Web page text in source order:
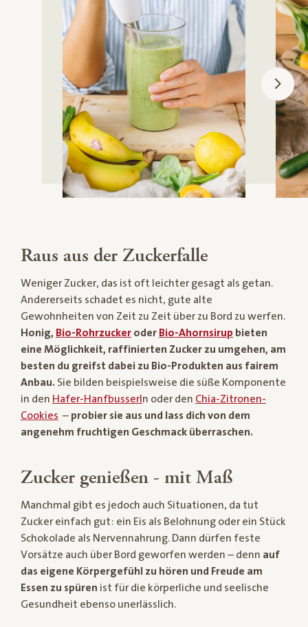
Raus aus der Zuckerfalle
Weniger Zucker, das ist oft leichter gesagt als getan.
Andererseits schadet es nicht, gute alte
Gewohnheiten von Zeit zu Zeit über zu Bord zu werfen.
Honig, Bio-Rohrzucker oder Bio-Ahornsirup bieten
eine Möglichkeit, raffinierten Zucker zu umgehen, am
besten du greifst dabei zu Bio-Produkten aus fairem
Anbau. Sie bilden beispielsweise die süße Komponente
in den Hafer-Hanfbusserln oder den Chia-Zitronen-
Cookies – probier sie aus und lass dich von dem
angenehm fruchtigen Geschmack überraschen.
Zucker genießen - mit Maß
Manchmal gibt es jedoch auch Situationen, da tut
Zucker einfach gut: ein Eis als Belohnung oder ein Stück
Schokolade als Nervennahrung. Dann dürfen feste
Vorsätze auch über Bord geworfen werden – denn auf
das eigene Körpergefühl zu hören und Freude am
Essen zu spüren ist für die körperliche und seelische
Gesundheit ebenso unerlässlich.